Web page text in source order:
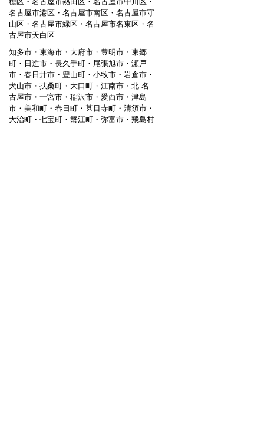
名古屋市港区・名古屋市南区・名古屋市守
山区・名古屋市緑区・名古屋市名東区・名
古屋市天白区
知多市・東海市・大府市・豊明市・東郷
町・日進市・長久手町・尾張旭市・瀬戸
市・春日井市・豊山町・小牧市・岩倉市・
犬山市・扶桑町・大口町・江南市・北 名
古屋市・一宮市・稲沢市・愛西市・津島
市・美和町・春日町・甚目寺町・清須市・
大治町・七宝町・蟹江町・弥富市・飛島村